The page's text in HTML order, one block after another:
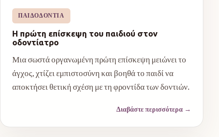
ΠΑΙΔΟΔΟΝΤΊΑ
Η πρώτη επίσκεψη του παιδιού στον
οδοντίατρο
Μια σωστά οργανωμένη πρώτη επίσκεψη μειώνει το
άγχος, χτίζει εμπιστοσύνη και βοηθά το παιδί να
αποκτήσει θετική σχέση με τη φροντίδα των δοντιών.
Διαβάστε περισσότερα →